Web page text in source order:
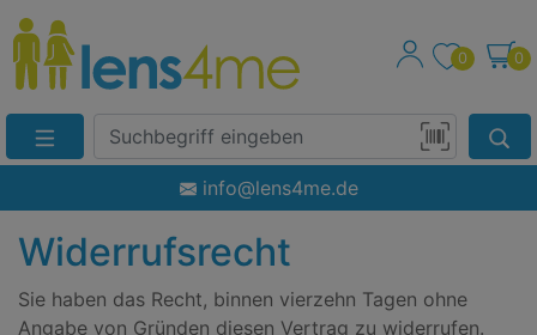
Suche
Eingabefeld
Produktsuche
Barcode-
Scan
0 0
info@lens4me.de
Widerrufsrecht
Sie haben das Recht, binnen vierzehn Tagen ohne
Angabe von Gründen diesen Vertrag zu widerrufen.